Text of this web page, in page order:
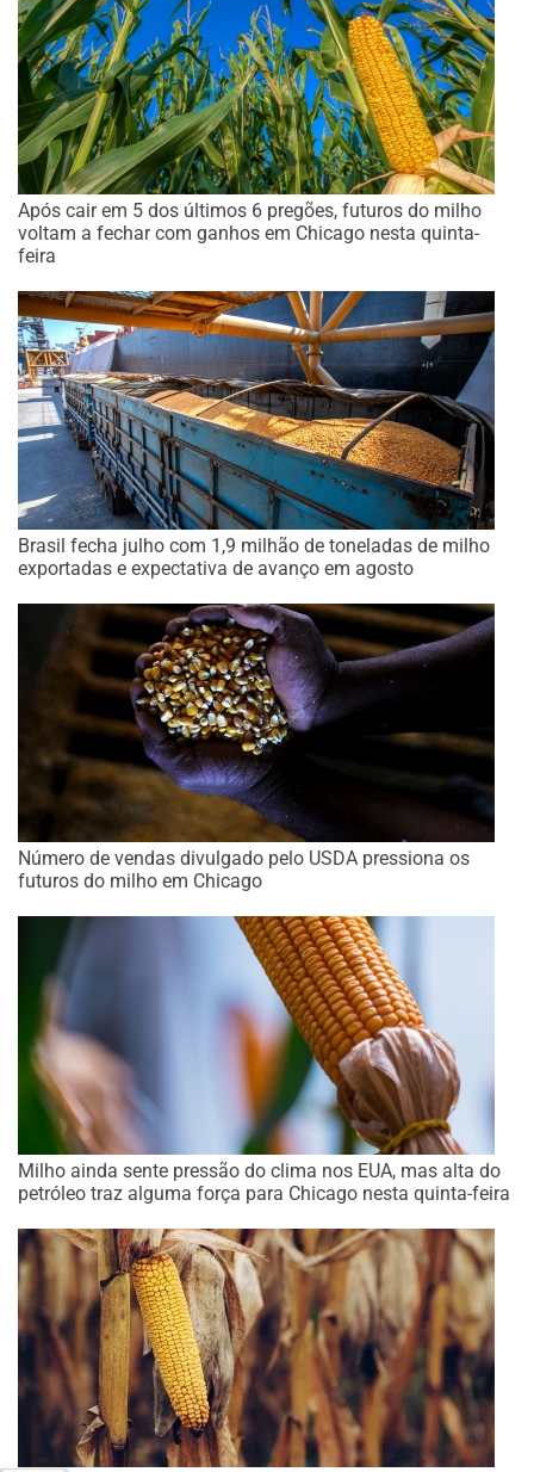
Após cair em 5 dos últimos 6 pregões, futuros do milho
voltam a fechar com ganhos em Chicago nesta quinta-
feira
Brasil fecha julho com 1,9 milhão de toneladas de milho
exportadas e expectativa de avanço em agosto
Número de vendas divulgado pelo USDA pressiona os
futuros do milho em Chicago
Milho ainda sente pressão do clima nos EUA, mas alta do
petróleo traz alguma força para Chicago nesta quinta-feira